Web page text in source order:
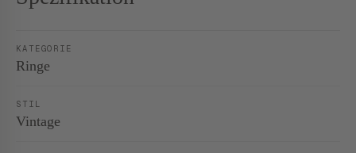
KATEGORIE
Ringe
STIL
Vintage